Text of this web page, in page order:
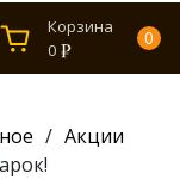
Корзина
0
0
Акции